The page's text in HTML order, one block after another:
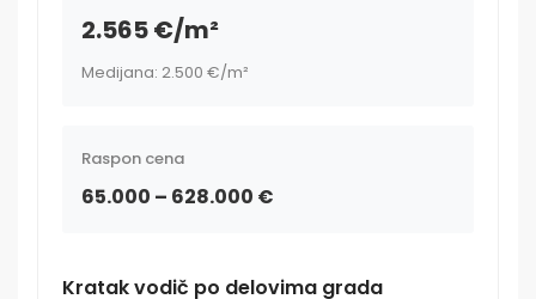
2.565 €/m²
Medijana: 2.500 €/m²
Raspon cena
65.000 – 628.000 €
Kratak vodič po delovima grada